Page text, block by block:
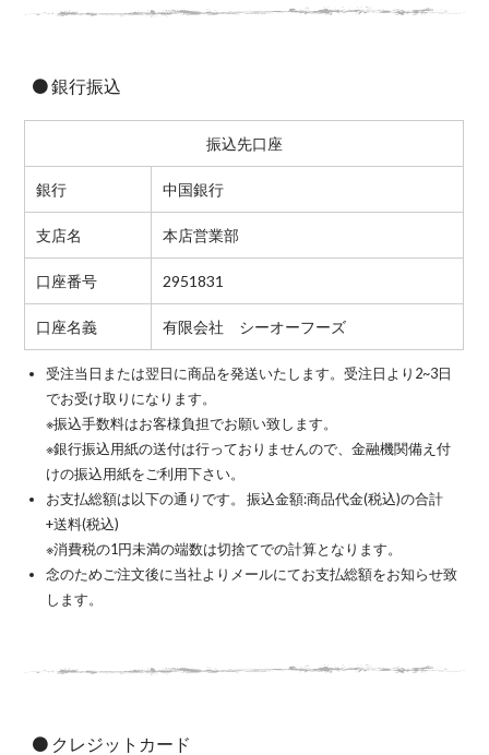
銀行振込
振込先口座
銀行 中国銀行
支店名 本店営業部
口座番号 2951831
口座名義 有限会社 シーオーフーズ
受注当日または翌日に商品を発送いたします。受注日より2~3日
でお受け取りになります。
※振込手数料はお客様負担でお願い致します。
※銀行振込用紙の送付は行っておりませんので、金融機関備え付
けの振込用紙をご利用下さい。
お支払総額は以下の通りです。 振込金額:商品代金(税込)の合計
+送料(税込)
※消費税の1円未満の端数は切捨てでの計算となります。
念のためご注文後に当社よりメールにてお支払総額をお知らせ致
します。
クレジットカード